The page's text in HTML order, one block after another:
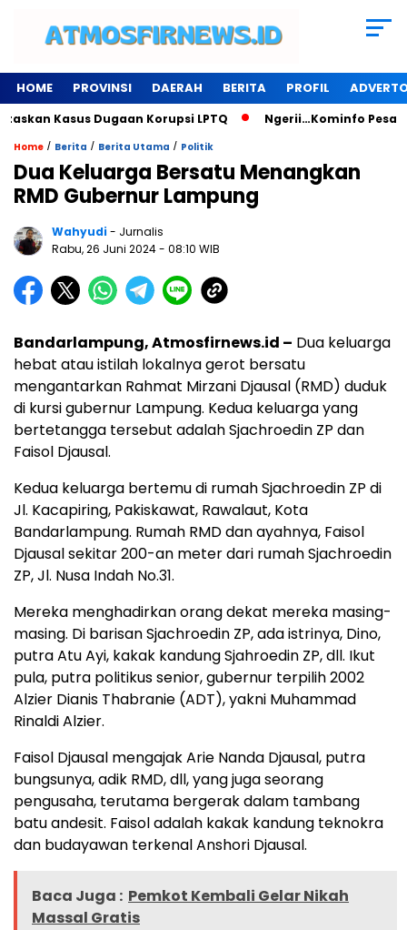
HOME PROVINSI DAERAH BERITA PROFIL
Kasus Dugaan Korupsi LPTQ Ngerii…Kominfo
Home / Berita / Berita Utama / Politik
Dua Keluarga Bersatu Menangkan
RMD Gubernur Lampung
Wahyudi- Jurnalis
Rabu, 26 Juni 2024- 08:10 WIB
Bandarlampung, Atmosfirnews.id – Dua keluarga
hebat atau istilah lokalnya gerot bersatu
mengantarkan Rahmat Mirzani Djausal (RMD) duduk
di kursi gubernur Lampung. Kedua keluarga yang
bertetangga tersebut adalah Sjachroedin ZP dan
Faisol Djausal.
Kedua keluarga bertemu di rumah Sjachroedin ZP di
Jl. Kacapiring, Pakiskawat, Rawalaut, Kota
Bandarlampung. Rumah RMD dan ayahnya, Faisol
Djausal sekitar 200-an meter dari rumah Sjachroedin
ZP, Jl. Nusa Indah No.31.
Mereka menghadirkan orang dekat mereka masing-
masing. Di barisan Sjachroedin ZP, ada istrinya, Dino,
putra Atu Ayi, kakak kandung Sjahroedin ZP, dll. Ikut
pula, putra politikus senior, gubernur terpilih 2002
Alzier Dianis Thabranie (ADT), yakni Muhammad
Rinaldi Alzier.
Faisol Djausal mengajak Arie Nanda Djausal, putra
bungsunya, adik RMD, dll, yang juga seorang
pengusaha, terutama bergerak dalam tambang
batu andesit. Faisol adalah kakak kandung teknokra
dan budayawan terkenal Anshori Djausal.
Baca Juga : Pemkot Kembali Gelar Nikah
Massal Gratis